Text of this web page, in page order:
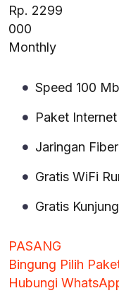
Rp. 2299
000
Monthly
Speed 100
Paket
Jaringan
Gratis WiFi
Gratis
PASANG
Bingung Pilih
Hubungi